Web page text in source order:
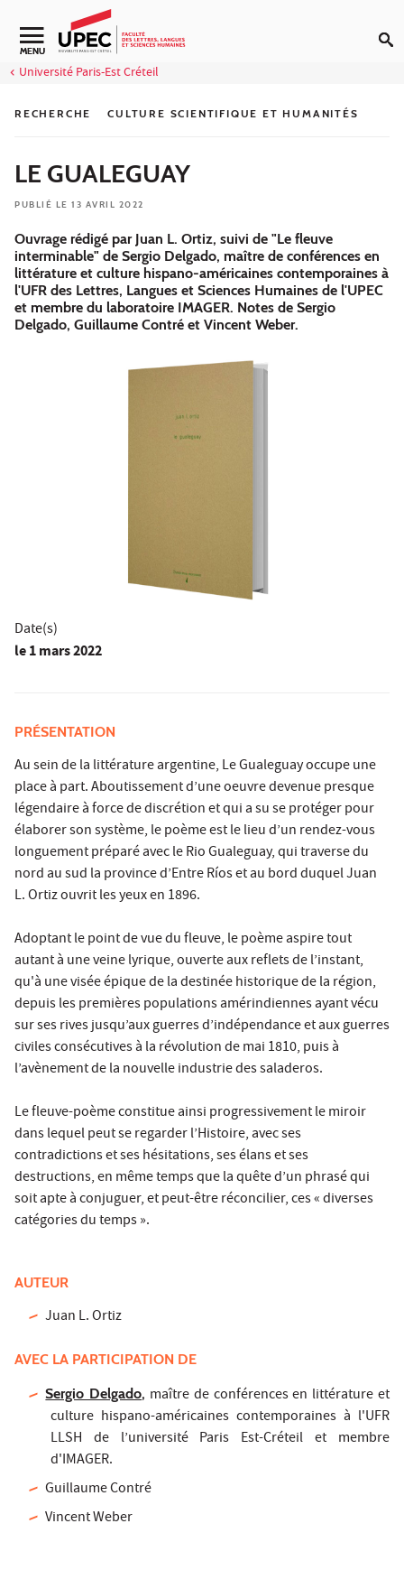
Aller au contenu
Navigation secondaire
MENU
Université Paris-Est Créteil
RECHERCHE CULTURE SCIENTIFIQUE ET HUMANITÉS
LE GUALEGUAY
PUBLIÉ LE 13 AVRIL 2022
Ouvrage rédigé par Juan L. Ortiz, suivi de "Le fleuve
interminable" de Sergio Delgado, maître de conférences en
littérature et culture hispano-américaines contemporaines à
l'UFR des Lettres, Langues et Sciences Humaines de l'UPEC
et membre du laboratoire IMAGER. Notes de Sergio
Delgado, Guillaume Contré et Vincent Weber.
Date(s)
le1 mars 2022
PRÉSENTATION
Au sein de la littérature argentine, Le Gualeguay occupe une
place à part. Aboutissement d’une oeuvre devenue presque
légendaire à force de discrétion et qui a su se protéger pour
élaborer son système, le poème est le lieu d’un rendez-vous
longuement préparé avec le Rio Gualeguay, qui traverse du
nord au sud la province d’Entre Ríos et au bord duquel Juan
L. Ortiz ouvrit les yeux en 1896.
Adoptant le point de vue du fleuve, le poème aspire tout
autant à une veine lyrique, ouverte aux reflets de l’instant,
qu'à une visée épique de la destinée historique de la région,
depuis les premières populations amérindiennes ayant vécu
sur ses rives jusqu’aux guerres d’indépendance et aux guerres
civiles consécutives à la révolution de mai 1810, puis à
l’avènement de la nouvelle industrie des saladeros.
Le fleuve-poème constitue ainsi progressivement le miroir
dans lequel peut se regarder l’Histoire, avec ses
contradictions et ses hésitations, ses élans et ses
destructions, en même temps que la quête d’un phrasé qui
soit apte à conjuguer, et peut-être réconcilier, ces « diverses
catégories du temps ».
AUTEUR
Juan L. Ortiz
AVEC LA PARTICIPATION DE
Sergio Delgado, maître de conférences en littérature et
culture hispano-américaines contemporaines à l'UFR
LLSH de l’université Paris Est-Créteil et membre
d'IMAGER.
Guillaume Contré
Vincent Weber